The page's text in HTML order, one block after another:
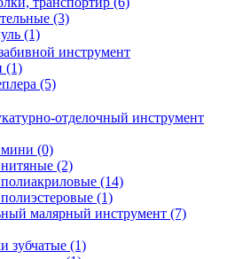
(3)
(1)
инструмент
(1)
(5)
отделочный инструмент
(0)
(2)
(14)
(1)
малярный инструмент (7)
зубчатые (1)